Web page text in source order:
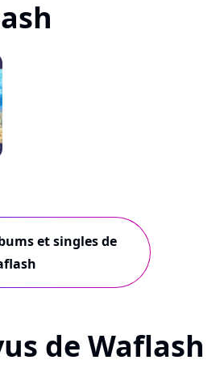
et singles de
de Waflash